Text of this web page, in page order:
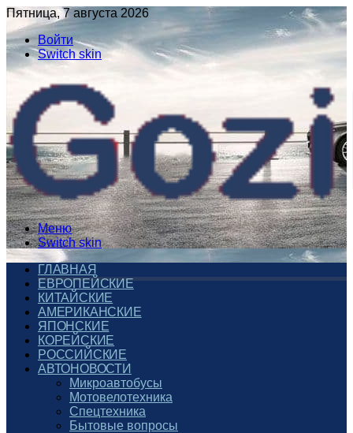
Пятница, 7 августа 2026
Войти
Switch skin
Меню
Switch skin
ГЛАВНАЯ
ЕВРОПЕЙСКИЕ
КИТАЙСКИЕ
АМЕРИКАНСКИЕ
ЯПОНСКИЕ
КОРЕЙСКИЕ
РОССИЙСКИЕ
АВТОНОВОСТИ
Микроавтобусы
Мотовелотехника
Спецтехника
Бытовые вопросы